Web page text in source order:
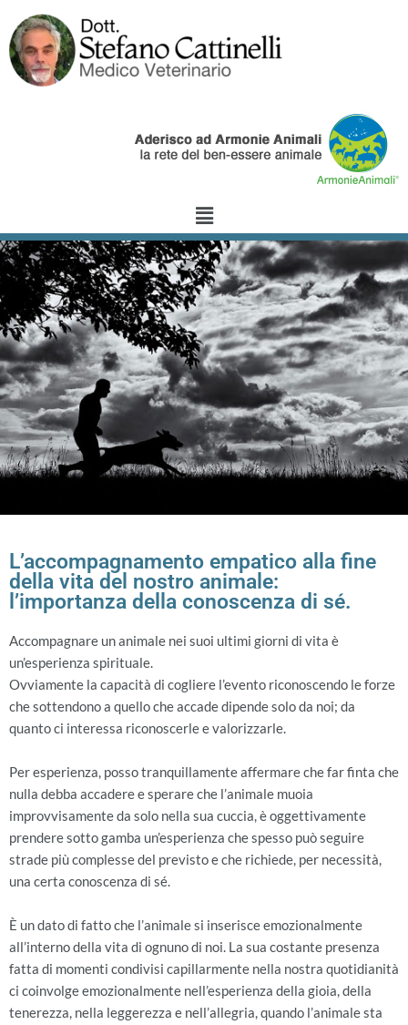
L’accompagnamento empatico alla fine
della vita del nostro animale:
l’importanza della conoscenza di sé.
Accompagnare un animale nei suoi ultimi giorni di vita è
un’esperienza spirituale.
Ovviamente la capacità di cogliere l’evento riconoscendo le forze
che sottendono a quello che accade dipende solo da noi; da
quanto ci interessa riconoscerle e valorizzarle.
Per esperienza, posso tranquillamente affermare che far finta che
nulla debba accadere e sperare che l’animale muoia
improvvisamente da solo nella sua cuccia, è oggettivamente
prendere sotto gamba un’esperienza che spesso può seguire
strade più complesse del previsto e che richiede, per necessità,
una certa conoscenza di sé.
È un dato di fatto che l’animale si inserisce emozionalmente
all’interno della vita di ognuno di noi. La sua costante presenza
fatta di momenti condivisi capillarmente nella nostra quotidianità
ci coinvolge emozionalmente nell’esperienza della gioia, della
tenerezza, nella leggerezza e nell’allegria, quando l’animale sta